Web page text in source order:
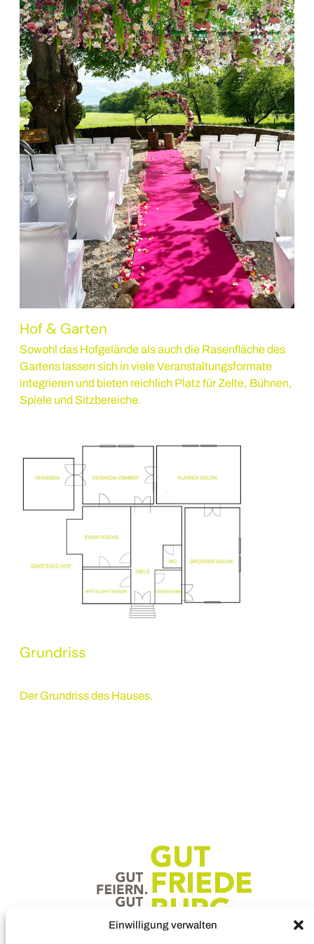
Einwilligung verwalten
Hof & Garten
Sowohl das Hofgelände als auch die Rasenfläche des
Gartens lassen sich in viele Veranstaltungsformate
integrieren und bieten reichlich Platz für Zelte, Bühnen,
Spiele und Sitzbereiche.
Grundriss
Der Grundriss des Hauses.